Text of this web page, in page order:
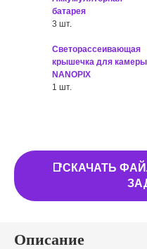
батарея
3 шт.
Светорассеивающая
крышечка для камеры
NANOPIX
1 шт.
📑СКАЧАТЬ
Описание